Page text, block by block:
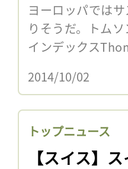
ヨーロッパでは
りそうだ。トム
インデックス
2014/10/02
トップニュース
【スイス】